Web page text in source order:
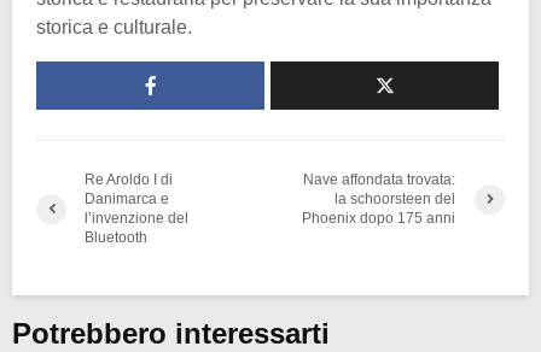
storica e culturale.
Re Aroldo I di
Danimarca e
l’invenzione del
Bluetooth
Nave affondata trovata:
la schoorsteen del
Phoenix dopo 175 anni
Potrebbero interessarti